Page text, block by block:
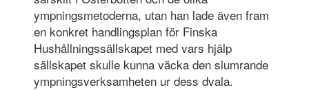
ympningsmetoderna, utan han lade även fram
en konkret handlingsplan för Finska
Hushållningssällskapet med vars hjälp
sällskapet skulle kunna väcka den slumrande
ympningsverksamheten ur dess dvala.